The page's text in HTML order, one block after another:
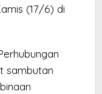
(17/6) di
sambutan